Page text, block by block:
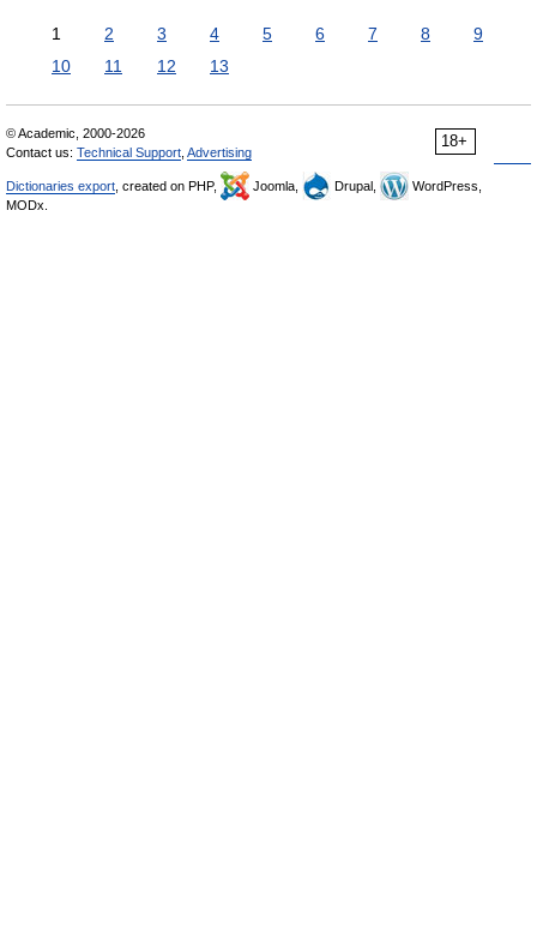
1 2 3 4 5 6 7 8
9
10
11 12 13
18+
© Academic, 2000-2026
Contact us: Technical Support Advertising
Dictionaries export , created on PHP, Joomla, Drupal,
WordPress,
MODx.